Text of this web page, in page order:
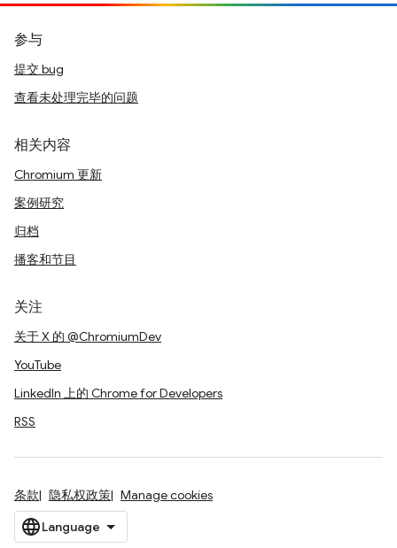
参与
提交 bug
查看未处理完毕的问题
相关内容
Chromium 更新
案例研究
归档
播客和节目
关注
关于 X 的 @ChromiumDev
YouTube
LinkedIn 上的 Chrome for Developers
RSS
条款 隐私权政策 Manage cookies